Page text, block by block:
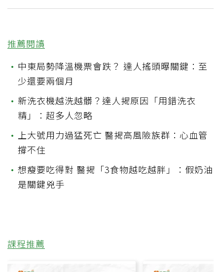
推薦閱讀
• 中東局勢降溫機票會跌？ 達人搖頭曝關鍵：至
少還要兩個月
• 新洗衣機越洗越髒？達人揭原因「用錯洗衣
精」：超多人忽略
• 上大號用力過猛死亡 醫揭高風險族群：心血管
撐不住
• 想瘦要吃得對 醫揭「3食物越吃越胖」：假奶油
是關鍵兇手
課程推薦